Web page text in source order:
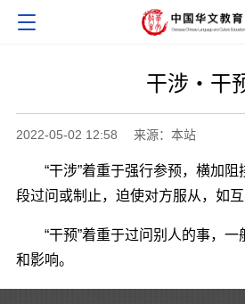
干涉・干
2022-05-02 12:58 来源：本站
“干涉”着重于强行参预，横加阻
段过问或制止，迫使对方服从，如互
“干预”着重于过问别人的事，一
和影响。